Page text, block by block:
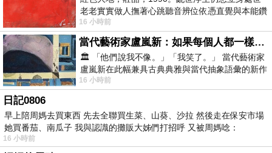
老老實實做人撫著心跳聽音辨位依憑直覺與本能鑽
向裂隙的亮處探索另一個心聲另一個共鳴的
16 小時前
當代藝術家盧嵐新：如果每個人都一樣，這世界該有多無聊？
🏛️ 「他們說我不像。」「我笑了。」 當代藝術家
盧嵐新在此幅兼具古典典雅與當代抽象語彙的新作
中，以沈靜的藍色空間為背景，描繪了
16 小時前
日記0806
早上陪周媽去買東西 先去全聯買生菜、山葵、沙拉 然後走在保安市場
她買番茄、南瓜子 我與認識的攤販大姊們打招呼 又被周媽唸：
16 小時前